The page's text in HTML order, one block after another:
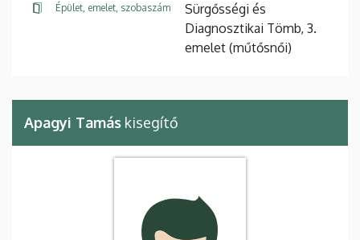
Épület, emelet, szobaszám
Sürgősségi és
Diagnosztikai Tömb, 3.
emelet (műtősnői)
Apagyi Tamás kisegítő